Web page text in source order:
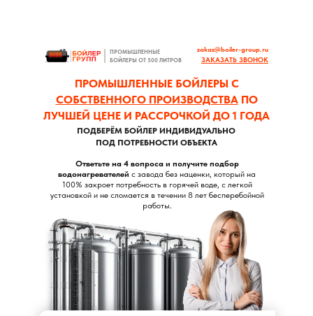
Ответьте на 4 вопроса и получите подбор
водонагревателей с завода без наценки, который на
100% закроет потребность в горячей воде, с легкой
установкой и не сломается в течении 8 лет бесперебойной
работы.
ПРОМЫШЛЕННЫЕ БОЙЛЕРЫ С
СОБСТВЕННОГО ПРОИЗВОДСТВАПО
ЛУЧШЕЙ ЦЕНЕ И РАССРОЧКОЙ ДО 1 ГОДА
ПОДБЕРЁМ БОЙЛЕР ИНДИВИДУАЛЬНО
ПОД ПОТРЕБНОСТИ ОБЪЕКТА
ПРОМЫШЛЕННЫЕ
БОЙЛЕРЫ ОТ 500 ЛИТРОВ
zakaz@boiler-group.ru
ЗАКАЗАТЬ ЗВОНОК